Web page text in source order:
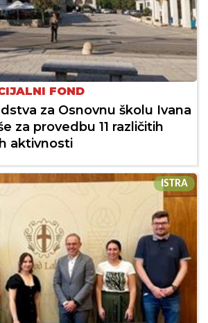
FOND
za Osnovnu školu Ivana
za provedbu 11 različitih
aktivnosti
ISTRA